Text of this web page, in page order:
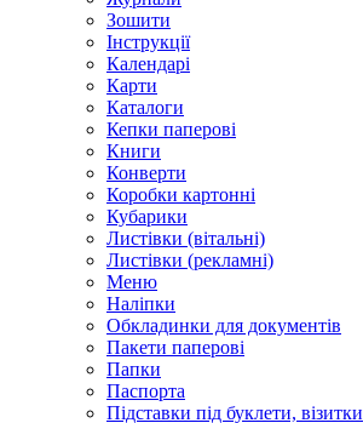
Зошити
Інструкції
Календарі
Карти
Каталоги
Кепки паперові
Книги
Конверти
Коробки картонні
Кубарики
Листівки (вітальні)
Листівки (рекламні)
Меню
Наліпки
Обкладинки для документів
Пакети паперові
Папки
Паспорта
Підставки під буклети, візитки